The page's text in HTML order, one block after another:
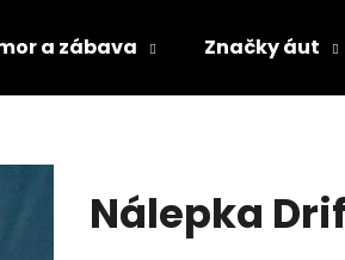
a zábava Značky áut
Nálepka
nájsť?
HĽADAŤ